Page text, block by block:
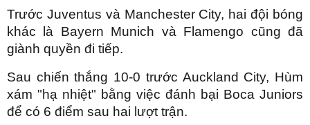
Trước Juventus và Manchester City, hai đội bóng
khác là Bayern Munich và Flamengo cũng đã
giành quyền đi tiếp.
Sau chiến thắng 10-0 trước Auckland City, Hùm
xám "hạ nhiệt" bằng việc đánh bại Boca Juniors
để có 6 điểm sau hai lượt trận.